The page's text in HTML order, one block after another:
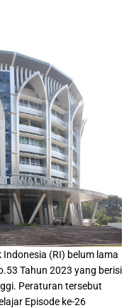
Indonesia (RI) belum lama
Tahun 2023 yang berisi
Peraturan tersebut
Episode ke-26